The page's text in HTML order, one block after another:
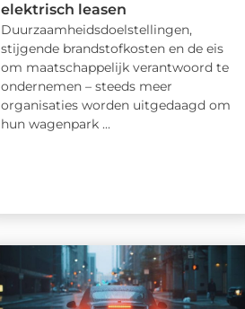
elektrisch leasen
Duurzaamheidsdoelstellingen,
stijgende brandstofkosten en de eis
om maatschappelijk verantwoord te
ondernemen – steeds meer
organisaties worden uitgedaagd om
hun wagenpark ...